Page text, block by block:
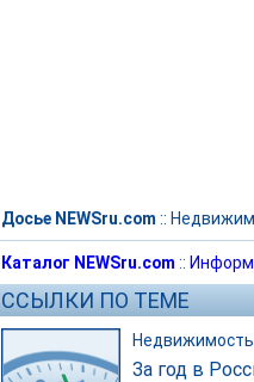
Досье NEWSru.com ::
Каталог NEWSru.com ::
ССЫЛКИ ПО ТЕМЕ
Недвижимость
За год в